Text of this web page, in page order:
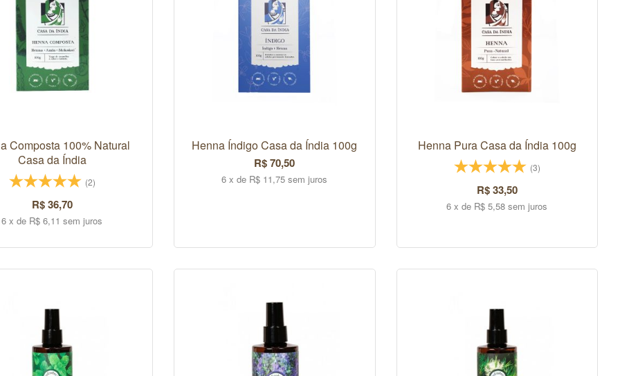
Composta 100% Natural
Casa da Índia
(2)
R$ 36,70
6 x de R$ 6,11 sem juros
Henna Índigo Casa da Índia 100g
R$ 70,50
6 x de R$ 11,75 sem juros
Henna Pura Casa da Índia 100g
(3)
R$ 33,50
6 x de R$ 5,58 sem juros